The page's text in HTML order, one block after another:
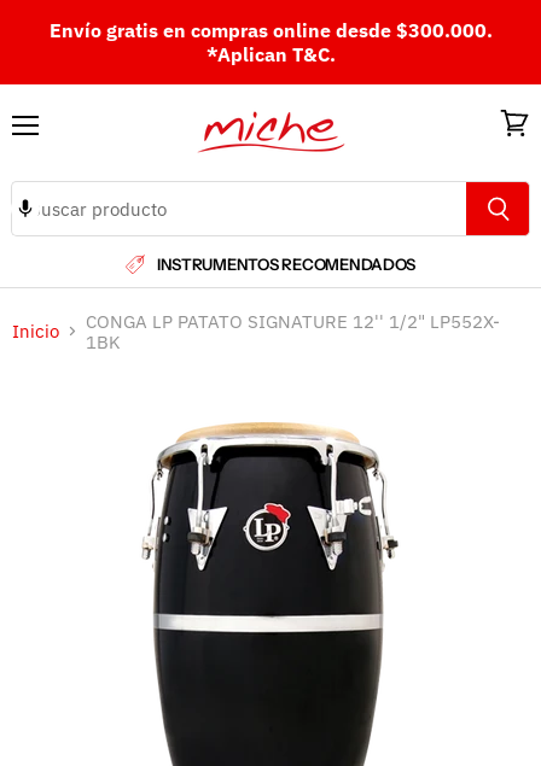
Envío gratis en compras online desde $300.000.
*Aplican T&C.
INSTRUMENTOS RECOMENDADOS
Inicio
CONGA LP PATATO SIGNATURE 12'' 1/2" LP552X-
1BK